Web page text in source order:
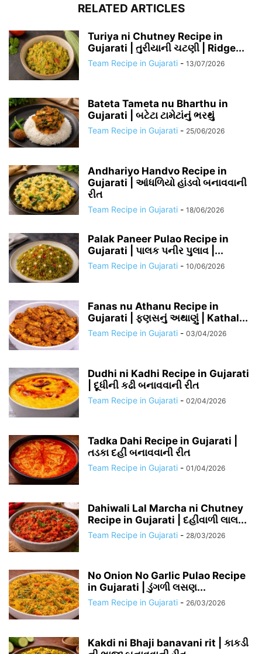
RELATED ARTICLES
Turiya ni Chutney Recipe in
Gujarati | તુરીયાની ચટણી | Ridge...
Team Recipe in Gujarati - 13/07/2026
Bateta Tameta nu Bharthu in
Gujarati | બટેટા ટામેટાંનું ભરથું
Team Recipe in Gujarati - 25/06/2026
Andhariyo Handvo Recipe in
Gujarati | આંધળિયો હાંડવો બનાવવાની
રીત
Team Recipe in Gujarati - 18/06/2026
Palak Paneer Pulao Recipe in
Gujarati | પાલક પનીર પુલાવ |...
Team Recipe in Gujarati - 10/06/2026
Fanas nu Athanu Recipe in
Gujarati | ફણસનું અથાણું | Kathal...
Team Recipe in Gujarati - 03/04/2026
Dudhi ni Kadhi Recipe in Gujarati
| દૂધીની કઢી બનાવવાની રીત
Team Recipe in Gujarati - 02/04/2026
Tadka Dahi Recipe in Gujarati |
તડકા દહીં બનાવવાની રીત
Team Recipe in Gujarati - 01/04/2026
Dahiwali Lal Marcha ni Chutney
Recipe in Gujarati | દહીંવાળી લાલ...
Team Recipe in Gujarati - 28/03/2026
No Onion No Garlic Pulao Recipe
in Gujarati | ડુંગળી લસણ...
Team Recipe in Gujarati - 26/03/2026
Kakdi ni Bhaji banavani rit | કાકડી